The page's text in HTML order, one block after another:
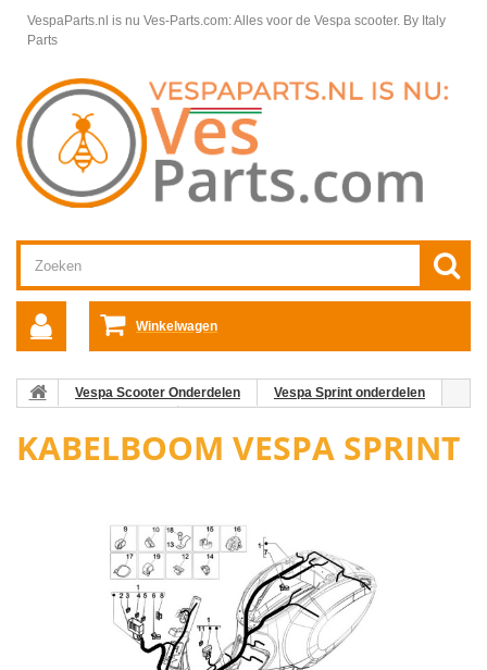
VespaParts.nl is nu Ves-Parts.com: Alles voor de Vespa scooter. By Italy
Parts
Winkelwagen
Vespa Scooter Onderdelen
Vespa Sprint onderdelen
KABELBOOM VESPA SPRINT